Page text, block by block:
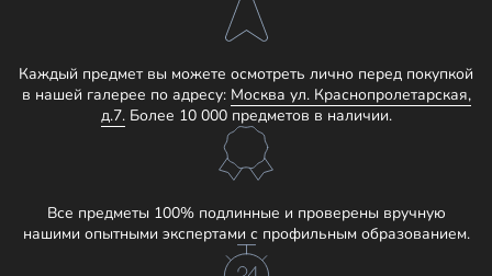
Каждый предмет вы можете осмотреть лично перед покупкой
в нашей галерее по адресу: Москва ул. Краснопролетарская,
д.7.Более 10 000 предметов в наличии.
Все предметы 100% подлинные и проверены вручную
нашими опытными экспертами с профильным образованием.